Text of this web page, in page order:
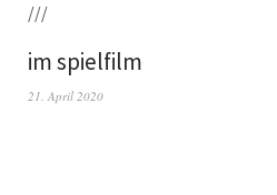
///
im spielfilm
21. April 2020